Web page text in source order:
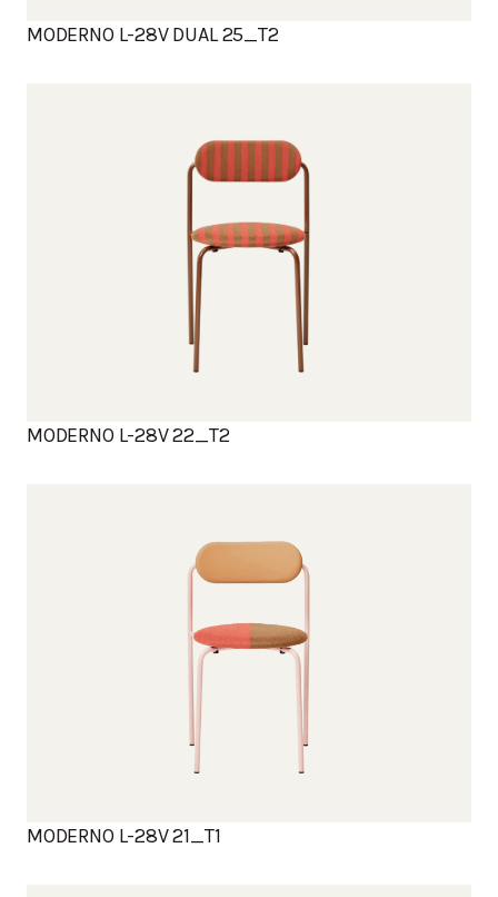
MODERNO L-28V DUAL 25_T2
MODERNO L-28V 22_T2
MODERNO L-28V 21_T1